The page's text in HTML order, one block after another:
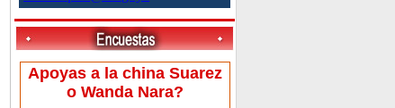
Apoyas a la china Suarez
o Wanda Nara?